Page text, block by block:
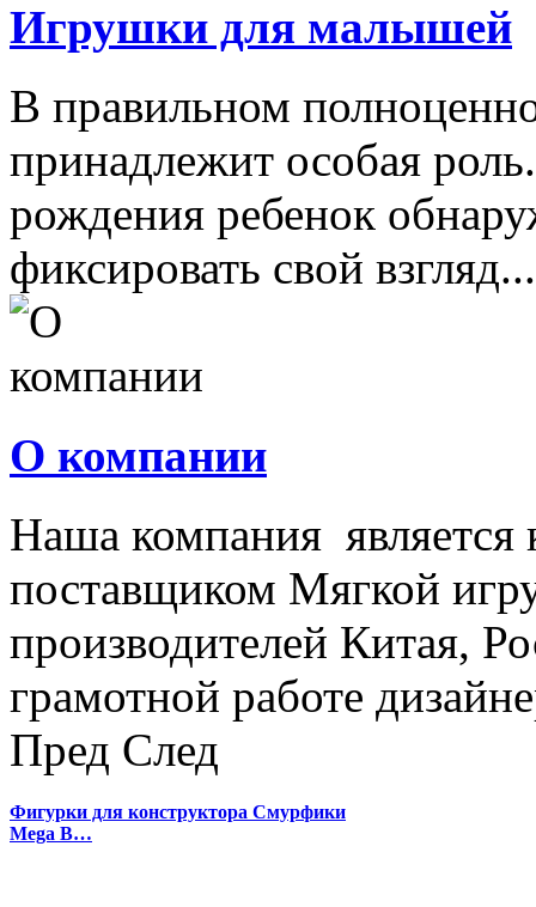
Игрушки для малышей
В правильном
принадлежит особая
рождения ребенок
фиксировать свой взгляд...
О компании
Наша компания
поставщиком Мягкой
производителей Китая,
грамотной работе
Пред След
Фигурки для конструктора Смурфики
Mega B…